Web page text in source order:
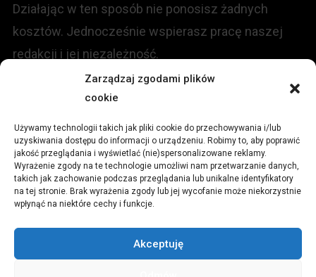
Zarządzaj zgodami plików
cookie
Używamy technologii takich jak pliki cookie do przechowywania i/lub
uzyskiwania dostępu do informacji o urządzeniu. Robimy to, aby poprawić
jakość przeglądania i wyświetlać (nie)spersonalizowane reklamy.
Wyrażenie zgody na te technologie umożliwi nam przetwarzanie danych,
takich jak zachowanie podczas przeglądania lub unikalne identyfikatory
na tej stronie. Brak wyrażenia zgody lub jej wycofanie może niekorzystnie
wpłynąć na niektóre cechy i funkcje.
Akceptuję
Działając w ten sposób nie ponosisz żadnych
kosztów. Jednocześnie wspierasz pracę naszej
redakcji i jej niezależność.
Redakcja portalu:
ul.Stara 13, 42-600 Tarnowskie Góry
TEL:+48 509 547 822
redakcja@czytamiwiem.pl